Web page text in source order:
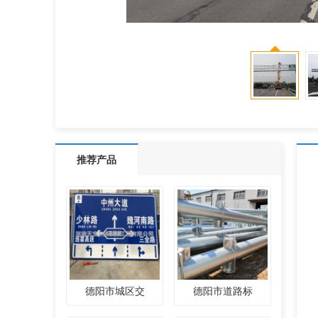
推荐产品
德阳市城区交 德阳市道路标